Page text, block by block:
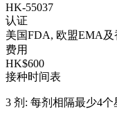
HK-55037
认证
美国FDA, 欧盟EMA及
费用
HK$600
接种时间表
3 剂: 每剂相隔最少4